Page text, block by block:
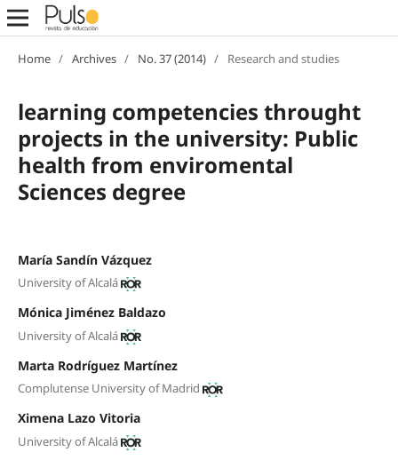
Home / Archives / No. 37 (2014) / Research and studies
learning competencies throught
projects in the university: Public
health from enviromental
Sciences degree
María Sandín Vázquez
University of Alcalá
Mónica Jiménez Baldazo
University of Alcalá
Marta Rodríguez Martínez
Complutense University of Madrid
Ximena Lazo Vitoria
University of Alcalá